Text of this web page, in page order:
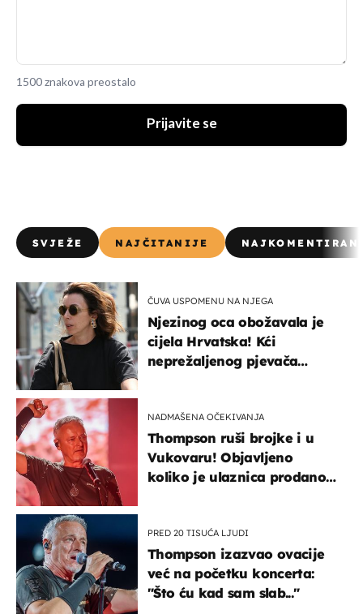
1500 znakova preostalo
Prijavite se
SVJEŽE NAJČITANIJE
ČUVA USPOMENU NA NJEGA
Njezinog oca obožavala je
cijela Hrvatska! Kći
neprežaljenog pjevača
NADMAŠENA OČEKIVANJA
Thompson ruši brojke i u
Vukovaru! Objavljeno
koliko je ulaznica prodano
PRED 20 TISUĆA LJUDI
Thompson izazvao ovacije
već na početku koncerta:
"Što ću kad sam slab..."